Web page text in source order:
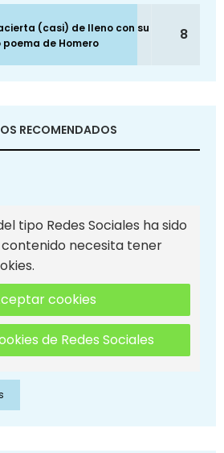
(casi) de lleno con su
de Homero
8
RECOMENDADOS
tipo Redes Sociales ha sido
contenido necesita tener
cookies
de Redes Sociales